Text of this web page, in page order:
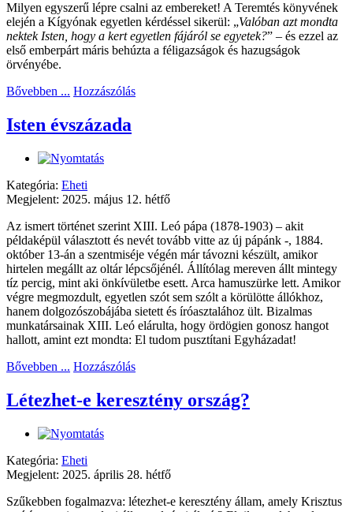
Milyen egyszerű lépre csalni az embereket! A Teremtés könyvének
elején a Kígyónak egyetlen kérdéssel sikerül: „Valóban azt mondta
nektek Isten, hogy a kert egyetlen fájáról se egyetek?” – és ezzel az
első emberpárt máris behúzta a féligazságok és hazugságok
örvényébe.
Bővebben ... Hozzászólás
Isten évszázada
Kategória: Eheti
Megjelent: 2025. május 12. hétfő
Az ismert történet szerint XIII. Leó pápa (1878-1903) – akit
példaképül választott és nevét tovább vitte az új pápánk -, 1884.
október 13-án a szentmiséje végén már távozni készült, amikor
hirtelen megállt az oltár lépcsőjénél. Állítólag mereven állt mintegy
tíz percig, mint aki önkívületbe esett. Arca hamuszürke lett. Amikor
végre megmozdult, egyetlen szót sem szólt a körülötte állókhoz,
hanem dolgozószobájába sietett és íróasztalához ült. Bizalmas
munkatársainak XIII. Leó elárulta, hogy ördögien gonosz hangot
hallott, amint ezt mondta: El tudom pusztítani Egyházadat!
Bővebben ... Hozzászólás
Létezhet-e keresztény ország?
Kategória: Eheti
Megjelent: 2025. április 28. hétfő
Szűkebben fogalmazva: létezhet-e keresztény állam, amely Krisztus